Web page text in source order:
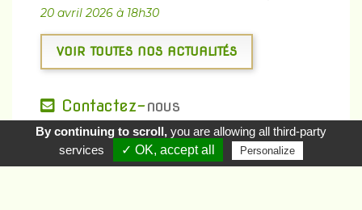
20 avril 2026 à 18h30
VOIR TOUTES NOS ACTUALITÉS
Contactez-nous
Rejoignez-nous
By continuing to scroll,you are allowing all third-party
services
✓ OK, accept all Personalize